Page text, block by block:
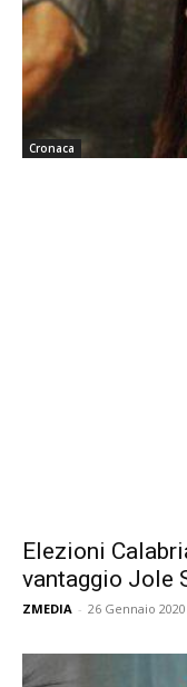
Cronaca
Elezioni
vantaggio Jole
ZMEDIA - 26 Gennaio 2020